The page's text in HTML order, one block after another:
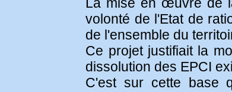
volonté de l'Etat de
de l'ensemble du
Ce projet justifiait la
dissolution des EPCI
C'est sur cette base